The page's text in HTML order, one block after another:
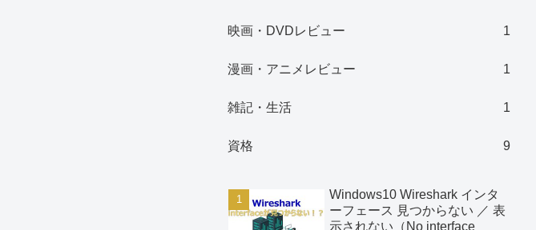
映画・DVDレビュー 1
漫画・アニメレビュー 1
雑記・生活 1
資格 9
Windows10 Wireshark インタ
ーフェース 見つからない ／ 表
示されない（No interface